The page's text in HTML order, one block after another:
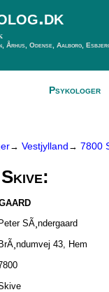
Århus, Odense, Aalborg,
Psykologer
→ Vestjylland → 7800
SÃ¸ndergaard
43, Hem